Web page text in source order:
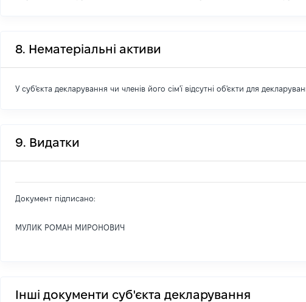
8. Нематеріальні активи
У суб'єкта декларування чи членів його сім'ї відсутні об'єкти для
9. Видатки
Документ підписано:
МУЛИК РОМАН МИРОНОВИЧ
Інші документи суб'єкта декларування